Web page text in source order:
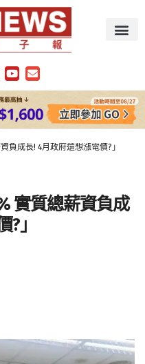
負成長! 4月政府還想漲電價?」
實質總薪資負成
」